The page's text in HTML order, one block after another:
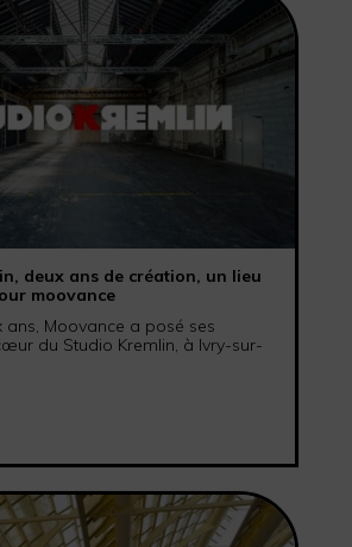
deux ans de création, un lieu
moovance
ans, Moovance a posé ses
du Studio Kremlin, à Ivry-sur-